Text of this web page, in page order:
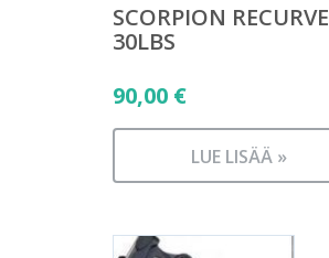
SCORPION RECURVE
30LBS
90,00 €
LUE LISÄÄ »